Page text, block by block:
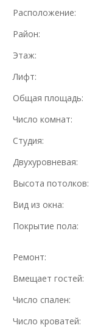
Расположение:
Район:
Этаж:
Лифт:
Общая площадь:
Число комнат:
Студия:
Двухуровневая:
Высота потолков:
Вид из окна:
Покрытие пола:
Ремонт:
Вмещает гостей:
Число спален:
Число кроватей: